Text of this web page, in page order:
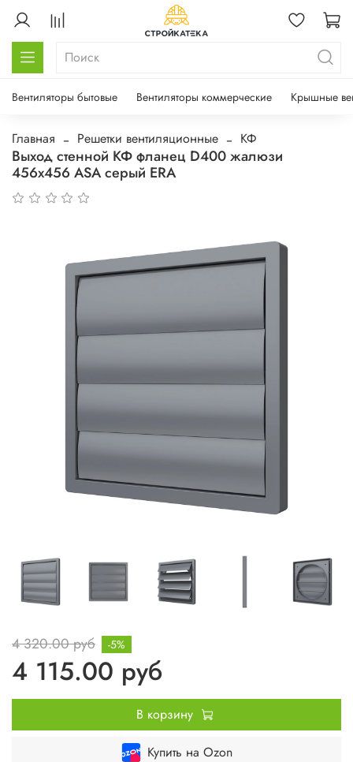
Вентиляторы бытовые Вентиляторы коммерческие Крышные
Главная Решетки вентиляционные КФ
Выход стенной КФ фланец D400 жалюзи
456х456 ASA серый ERA
4 320.00 руб
4 115.00 руб
-5%
В корзину
Купить на Ozon